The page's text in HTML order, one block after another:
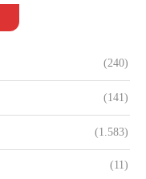
(240)
(141)
(1.583)
(11)